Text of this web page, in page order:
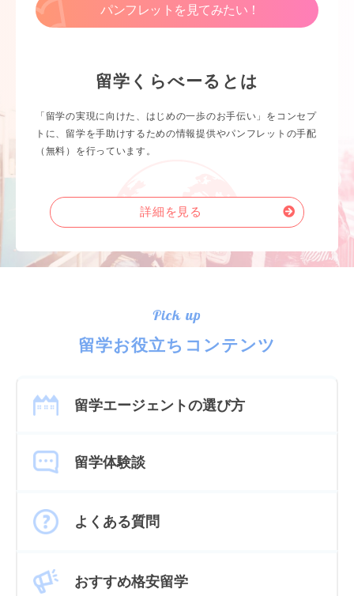
パンフレットを見てみたい！
留学くらべーるとは
「留学の実現に向けた、はじめの一歩のお手伝い」をコンセプ
トに、留学を手助けするための情報提供やパンフレットの手配
（無料）を行っています。
詳細を見る
Pick up
留学お役立ちコンテンツ
留学エージェントの選び方
留学体験談
よくある質問
おすすめ格安留学